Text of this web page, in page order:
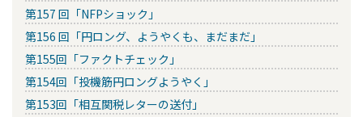
第157 回「NFPショック」
第156 回「円ロング、ようやくも、まだまだ」
第155回「ファクトチェック」
第154回「投機筋円ロングようやく」
第153回「相互関税レターの送付」